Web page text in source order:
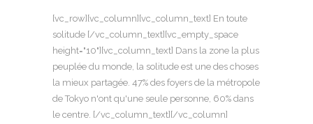
[vc_row][vc_column][vc_column_text] En toute
solitude [/vc_column_text][vc_empty_space
height="10"][vc_column_text] Dans la zone la plus
peuplée du monde, la solitude est une des choses
la mieux partagée. 47% des foyers de la métropole
de Tokyo n'ont qu'une seule personne, 60% dans
le centre. [/vc_column_text][/vc_column]